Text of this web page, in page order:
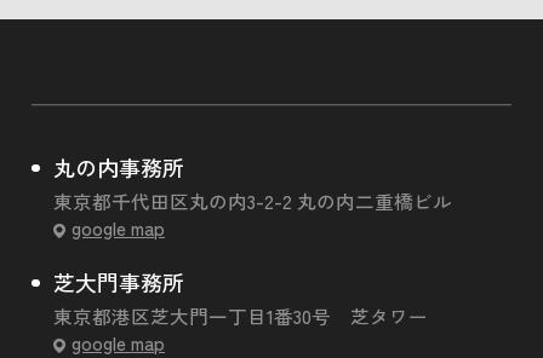
丸の内事務所
東京都千代田区丸の内3-2-2 丸の内二重橋ビル
google map
芝大門事務所
東京都港区芝大門一丁目1番30号 芝タワー
google map